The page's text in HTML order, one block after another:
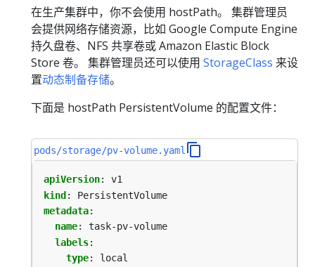
在生产集群中，你不会使用 hostPath。 集群管理员
会提供网络存储资源，比如 Google Compute Engine
持久盘卷、NFS 共享卷或 Amazon Elastic Block
Store 卷。 集群管理员还可以使用 StorageClass 来设
置动态制备存储。
下面是 hostPath PersistentVolume 的配置文件：
pods/storage/pv-volume.yaml
apiVersion:
v1
kind:
PersistentVolume
metadata:
name:
task-pv-volume
labels:
type:
local